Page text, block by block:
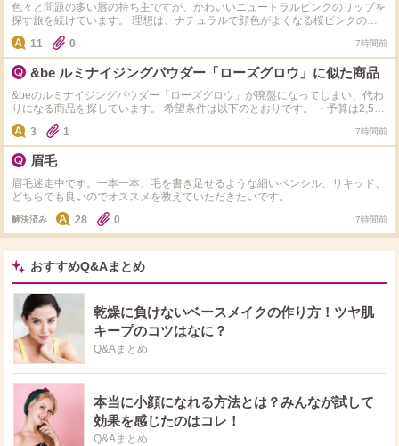
色々と問題の多い唇の持ち主ですが、かわいいニュートラルピンクのリップを
探す旅を続けています。 理想は、ナチュラルで顔色がよくなる桜ピンクのよ
うなリップ・・・ くすみカラーが全盛のなか、なかなか理想に出会えず失敗
を重ねています。 下記のような私でも使えそうなお勧めのピンクリップがあ
りましたら教えてください。 ブランドとカラーの型番（名前）も必ずお願い
します。 ・PCは、1stブライトスプリング（2nd ウィンター） ・紫に近い濃
い唇の色で、淡いカラーは発色しない ・黄みが強く発色するタイプで、コー
ラルピンクはオレンジに近くなってしまう ・リプモン、Visse、韓国系は皮む
けするのでNG ・スティック、リキッド、グロス、形はなんでもOK ・彩度が
低いと顔色が暗くなるので、くすみカラーもNG 今まで購入したなかで理想に
近いカラーは、 カネボウ ルージュスターヴァイブラント V01 エレガンス
クラルテルージュビジュー 04 どちらももう少し青みが欲しいコーラル系の
ピンクです。 スナイデルのリップグレイズ03の発売当初のビジュアルが理想
でしたが、こちらは全く発色しませんでした。 リップのコンシーラー使用は
なしの前提でお願いします。 わがままですが、これは！と思うものがありま
11 0 7時間前
&be ルミナイジングパウダー「ローズグロウ」に似た商品
&beのルミナイジングパウダー「ローズグロウ」が廃盤になってしまい、代わ
りになる商品を探しています。 希望条件は以下のとおりです。 ・予算は2,500
円前後まで ・ラメ感が強いものではなく、繊細なパール感のあるもの ・しっ
とりした質感で粉っぽくない ・粉質が細かい ・ハイライトとしてだけでな
く、チークとしても使えるような自然な血色感がある 後継品の&be ピュアリ
フレクター02も購入しましたが、私には色がかなり薄く感じ、ローズグロウの
ような血色感は得られませんでした。 ローズグロウを使っていた方や、似て
いると感じた商品をご存じの方がいらっしゃいましたら、メーカーや商品名、
実際の使用感（色味・ツヤ感・粉質など）も教えていただけると嬉しいです。
よろしくお願いします。
3 1 7時間前
眉毛
眉毛迷走中です。一本一本、毛を書き足せるような細いペンシル、リキッド、
どちらでも良いのでオススメを教えていただきたいです。
解決済み 28 0 7時間前
おすすめQ&Aまとめ
乾燥に負けないベースメイクの作り方！ツヤ肌
キープのコツはなに？
Q&Aまとめ
本当に小顔になれる方法とは？みんなが試して
効果を感じたのはコレ！
Q&Aまとめ